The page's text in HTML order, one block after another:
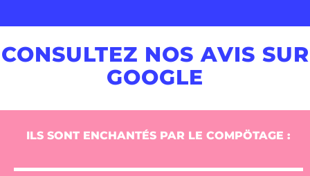
CONSULTEZ NOS AVIS SUR
GOOGLE
ILS SONT ENCHANTÉS PAR LE COMPÖTAGE :